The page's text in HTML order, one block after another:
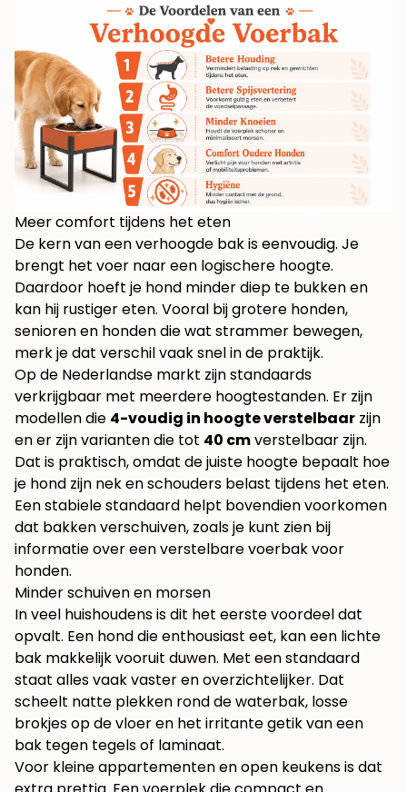
Meer comfort tijdens het eten
De kern van een verhoogde bak is eenvoudig. Je
brengt het voer naar een logischere hoogte.
Daardoor hoeft je hond minder diep te bukken en
kan hij rustiger eten. Vooral bij grotere honden,
senioren en honden die wat strammer bewegen,
merk je dat verschil vaak snel in de praktijk.
Op de Nederlandse markt zijn standaards
verkrijgbaar met meerdere hoogtestanden. Er zijn
modellen die 4-voudig in hoogte verstelbaar zijn
en er zijn varianten die tot 40 cmverstelbaar zijn.
Dat is praktisch, omdat de juiste hoogte bepaalt hoe
je hond zijn nek en schouders belast tijdens het eten.
Een stabiele standaard helpt bovendien voorkomen
dat bakken verschuiven, zoals je kunt zien bij
informatie over eenverstelbare voerbak voor
honden.
Minder schuiven en morsen
In veel huishoudens is dit het eerste voordeel dat
opvalt. Een hond die enthousiast eet, kan een lichte
bak makkelijk vooruit duwen. Met een standaard
staat alles vaak vaster en overzichtelijker. Dat
scheelt natte plekken rond de waterbak, losse
brokjes op de vloer en het irritante getik van een
bak tegen tegels of laminaat.
Voor kleine appartementen en open keukens is dat